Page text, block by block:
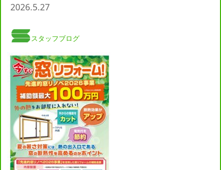
2026.5.27
スタッフブログ